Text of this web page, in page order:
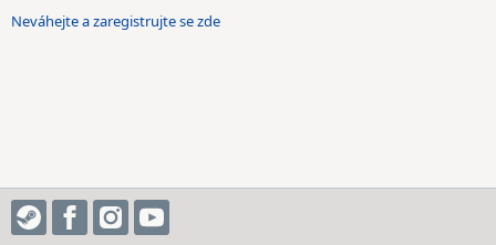
Neváhejte a zaregistrujte se zde